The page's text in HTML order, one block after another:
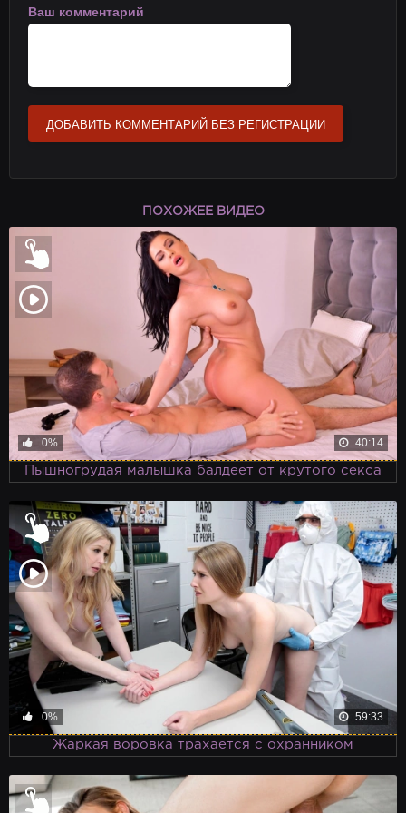
Ваш комментарий
ДОБАВИТЬ КОММЕНТАРИЙ БЕЗ РЕГИСТРАЦИИ
ПОХОЖЕЕ ВИДЕО
0% 40:14
Пышногрудая малышка балдеет от крутого секса
0% 59:33
Жаркая воровка трахается с охранником